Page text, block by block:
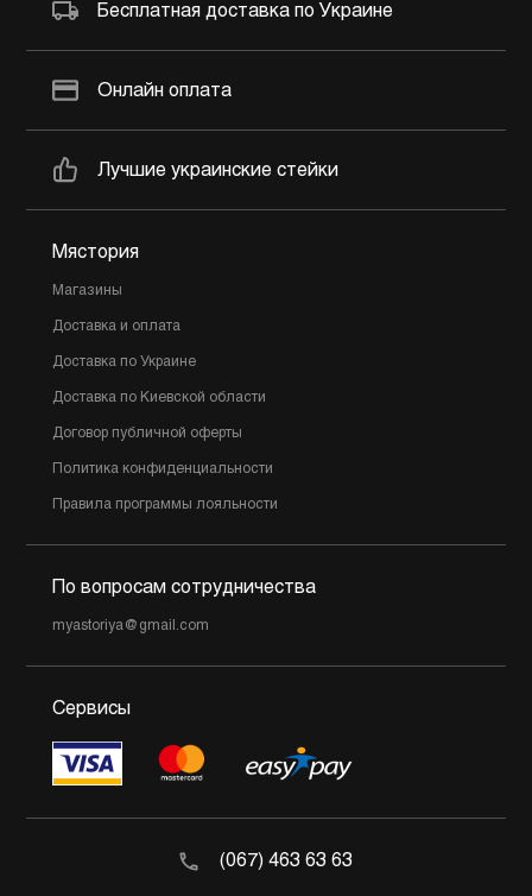
Бесплатная доставка по Украине
Онлайн оплата
Лучшие украинские стейки
Мястория
Магазины
Доставка и оплата
Доставка по Украине
Доставка по Киевской области
Договор публичной оферты
Политика конфиденциальности
Правила программы лояльности
По вопросам сотрудничества
myastoriya@gmail.com
Сервисы
(067) 463 63 63